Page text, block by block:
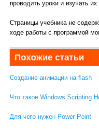
проводить уроки и изучать
Страницы учебника не
ходе работы с программой
Похожие статьи
Создание анимации на flash
Что такое Windows Scripting
Для чего нужен Power Point